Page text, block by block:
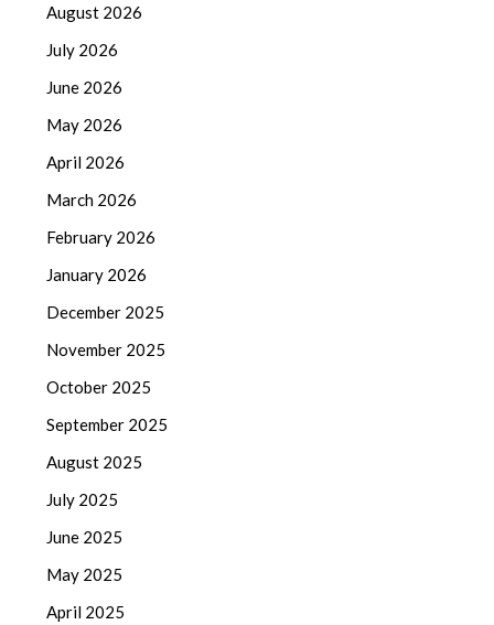
August 2026
July 2026
June 2026
May 2026
April 2026
March 2026
February 2026
January 2026
December 2025
November 2025
October 2025
September 2025
August 2025
July 2025
June 2025
May 2025
April 2025